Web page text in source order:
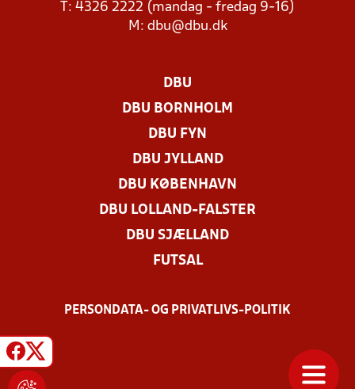
T: 4326 2222 (mandag - fredag 9-16)
M: dbu@dbu.dk
DBU
DBU BORNHOLM
DBU FYN
DBU JYLLAND
DBU KØBENHAVN
DBU LOLLAND-FALSTER
DBU SJÆLLAND
FUTSAL
PERSONDATA- OG PRIVATLIVS-POLITIK